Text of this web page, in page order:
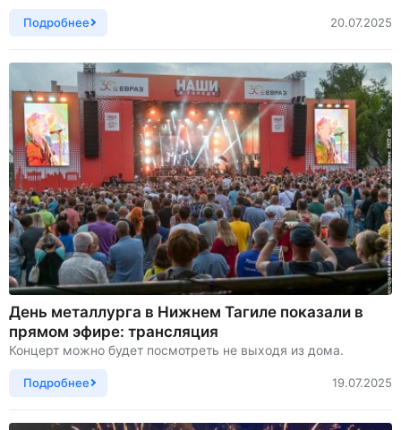
Подробнее 20.07.2025
День металлурга в Нижнем Тагиле показали в
прямом эфире: трансляция
Концерт можно будет посмотреть не выходя из дома.
Подробнее 19.07.2025